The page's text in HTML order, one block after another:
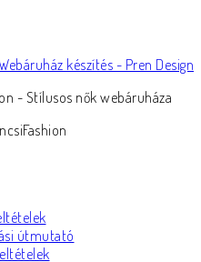
- Stílusos nők webáruháza
útmutató